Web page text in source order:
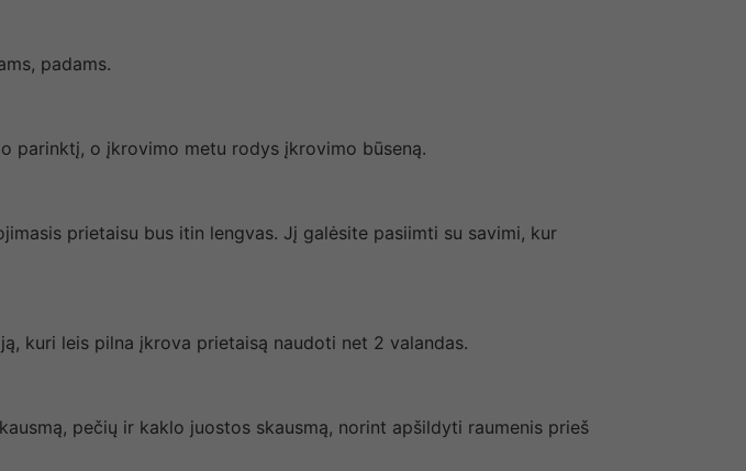
padams.
parinktį, o įkrovimo metu rodys įkrovimo būseną.
prietaisu bus itin lengvas. Jį galėsite pasiimti su savimi, kur
kuri leis pilna įkrova prietaisą naudoti net 2 valandas.
pečių ir kaklo juostos skausmą, norint apšildyti raumenis prieš